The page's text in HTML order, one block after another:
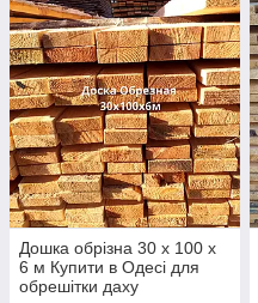
Дошка обрізна 30 х 100 х
6 м Купити в Одесі для
обрешітки даху